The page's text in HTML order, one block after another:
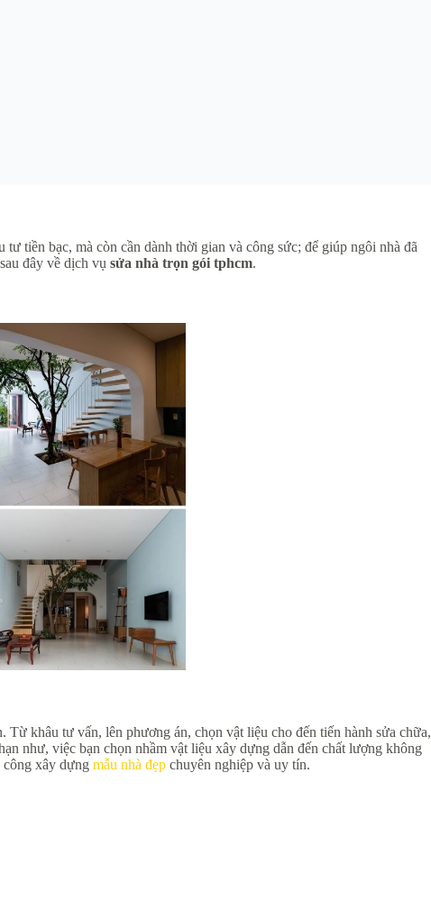
tiền bạc, mà còn cần dành thời gian và công sức; để giúp ngôi nhà đã
đây về dịch vụ sửa nhà trọn gói tphcm.
khâu tư vấn, lên phương án, chọn vật liệu cho đến tiến hành sửa chữa,
như, việc bạn chọn nhầm vật liệu xây dựng dẫn đến chất lượng không
công xây dựng mẫu nhà đẹp chuyên nghiệp và uy tín.